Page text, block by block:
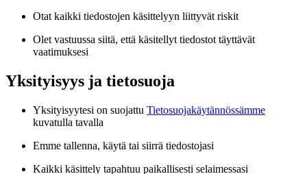
Otat kaikki tiedostojen käsittelyyn liittyvät riskit
Olet vastuussa siitä, että käsitellyt tiedostot täyttävät
vaatimuksesi
Yksityisyys ja tietosuoja
Yksityisyytesi on suojattu Tietosuojakäytännössämme
kuvatulla tavalla
Emme tallenna, käytä tai siirrä tiedostojasi
Kaikki käsittely tapahtuu paikallisesti selaimessasi